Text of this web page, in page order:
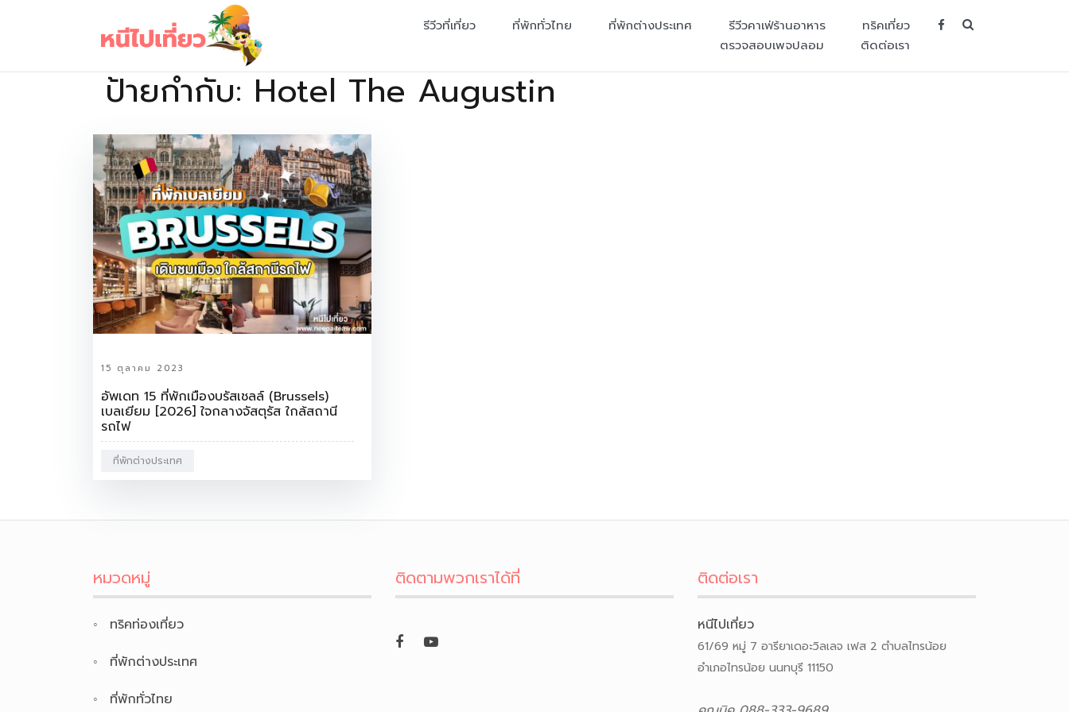
เว็บไซต์รวบรวมที่พัก ที่เที่ยว ที่กิน ไว้ในที่เดียว
รีวีวที่เที่ยว ที่พักทั่วไทย ที่พักต่างประเทศ รีวีวคาเฟ่ร้านอาหาร
ทริคเที่ยว
ตรวจสอบเพจปลอม
ติดต่อเรา
ป้ายกำกับ: Hotel The Augustin
15 ตุลาคม 2023
อัพเดท 15 ที่พักเมืองบรัสเชลล์ (Brussels)
เบลเยียม [2026] ใจกลางจัสตุรัส ใกล้สถานี
รถไฟ
ที่พักต่างประเทศ
หมวดหมู่
ทริคท่องเที่ยว
ที่พักต่างประเทศ
ที่พักทั่วไทย
ติดตามพวกเราได้ที่ ติดต่อเรา
หนีไปเที่ยว
61/69 หมู่ 7 อารียาเดอะวิลเลจ เฟส 2 ตำบลไทรน้อย
อำเภอไทรน้อย นนทบุรี 11150